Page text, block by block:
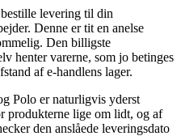
levering til din
Denne er tit en anelse
Den billigste
henter varerne, som jo betinges
af e-handlens lager.
Polo er naturligvis yderst
produkterne lige om lidt, og af
den anslåede leveringsdato